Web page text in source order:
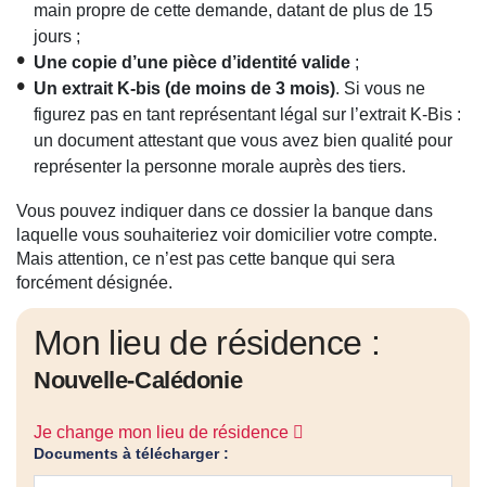
main propre de cette demande, datant de plus de 15
jours ;
Une copie d’une pièce d’identité valide ;
Un extrait K-bis (de moins de 3 mois). Si vous ne
figurez pas en tant représentant légal sur l’extrait K-Bis :
un document attestant que vous avez bien qualité pour
représenter la personne morale auprès des tiers.
Vous pouvez indiquer dans ce dossier la banque dans
laquelle vous souhaiteriez voir domicilier votre compte.
Mais attention, ce n’est pas cette banque qui sera
forcément désignée.
Mon lieu de résidence :
Nouvelle-Calédonie
Je change mon lieu de résidence
Documents à télécharger :